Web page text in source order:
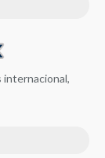
internacional,